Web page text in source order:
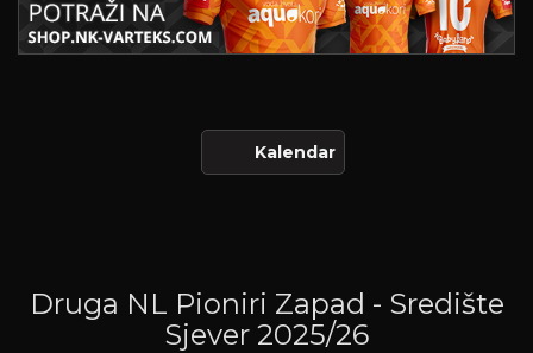
Kalendar
Druga NL Pioniri Zapad - Središte
Sjever 2025/26